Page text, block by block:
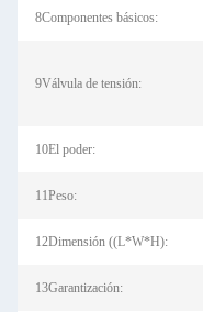
8Componentes básicos:
9Válvula de tensión:
10El poder:
11Peso:
12Dimensión ((L*W*H):
13Garantización: